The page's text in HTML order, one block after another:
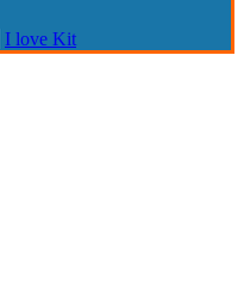
I love Kit